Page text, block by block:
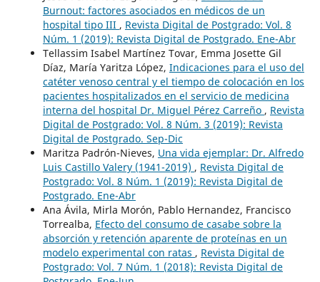
Burnout: factores asociados en médicos de un
hospital tipo III , Revista Digital de Postgrado: Vol. 8
Núm. 1 (2019): Revista Digital de Postgrado. Ene-Abr
Tellassim Isabel Martínez Tovar, Emma Josette Gil
Díaz, María Yaritza López, Indicaciones para el uso del
catéter venoso central y el tiempo de colocación en los
pacientes hospitalizados en el servicio de medicina
interna del hospital Dr. Miguel Pérez Carreño , Revista
Digital de Postgrado: Vol. 8 Núm. 3 (2019): Revista
Digital de Postgrado. Sep-Dic
Maritza Padrón-Nieves, Una vida ejemplar: Dr. Alfredo
Luis Castillo Valery (1941-2019) , Revista Digital de
Postgrado: Vol. 8 Núm. 1 (2019): Revista Digital de
Postgrado. Ene-Abr
Ana Ávila, Mirla Morón, Pablo Hernandez, Francisco
Torrealba, Efecto del consumo de casabe sobre la
absorción y retención aparente de proteínas en un
modelo experimental con ratas , Revista Digital de
Postgrado: Vol. 7 Núm. 1 (2018): Revista Digital de